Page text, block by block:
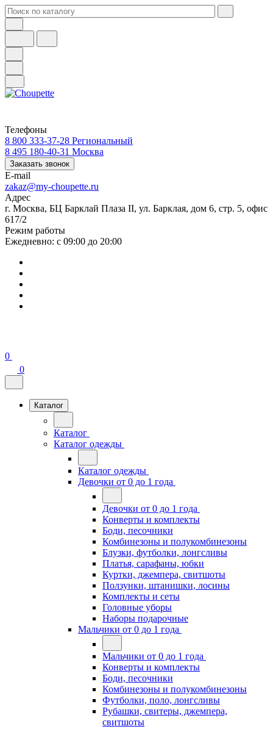
Телефоны
8 800 333-37-28 Региональный
8 495 180-40-31 Москва
Заказать звонок
E-mail
zakaz@my-choupette.ru
Адрес
г. Москва, БЦ Барклай Плаза II, ул. Барклая, дом 6, стр. 5, офис
617/2
Режим работы
Ежедневно: с 09:00 до 20:00
0
0
Каталог
Каталог
Каталог одежды
Каталог одежды
Девочки от 0 до 1 года
Девочки от 0 до 1 года
Конверты и комплекты
Боди, песочники
Комбинезоны и полукомбинезоны
Блузки, футболки, лонгсливы
Платья, сарафаны, юбки
Куртки, джемпера, свитшоты
Ползунки, штанишки, лосины
Комплекты и сеты
Головные уборы
Наборы подарочные
Мальчики от 0 до 1 года
Мальчики от 0 до 1 года
Конверты и комплекты
Боди, песочники
Комбинезоны и полукомбинезоны
Футболки, поло, лонгсливы
Рубашки, свитеры, джемпера,
свитшоты